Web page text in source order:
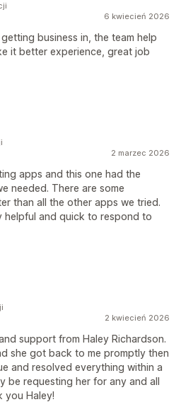
6 kwiecień 2026
business in, the team help
it better experience, great job
2 marzec 2026
apps and this one had the
needed. There are some
than all the other apps we tried.
helpful and quick to respond to
2 kwiecień 2026
support from Haley Richardson.
she got back to me promptly then
and resolved everything within a
be requesting her for any and all
you Haley!